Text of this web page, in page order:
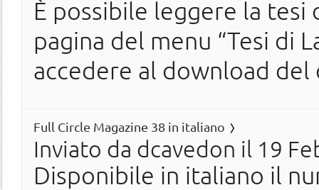
È possibile leggere la
pagina del menu “Tesi di
accedere al download del
Full Circle Magazine 38 in italiano
Inviato da dcavedon il 19
Disponibile in italiano il